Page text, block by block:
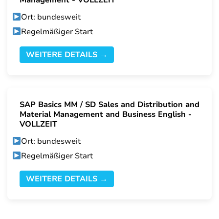
Ort: bundesweit
Regelmäßiger Start
WEITERE DETAILS →
SAP Basics MM / SD Sales and Distribution and
Material Management and Business English -
VOLLZEIT
Ort: bundesweit
Regelmäßiger Start
WEITERE DETAILS →